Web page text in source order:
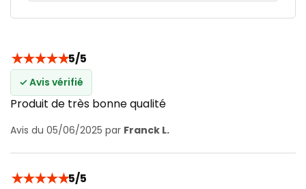
★★★★★5/5
✓ Avis vérifié
Produit de très bonne qualité
Avis du 05/06/2025 par Franck L.
★★★★★5/5